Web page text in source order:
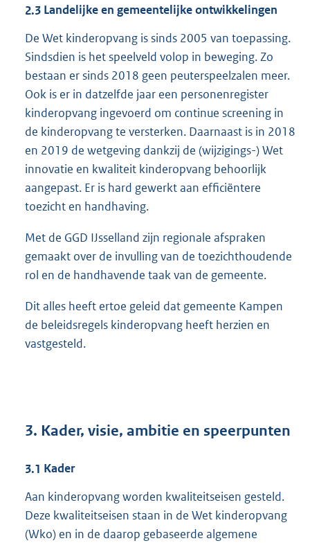
2.3 Landelijke en gemeentelijke ontwikkelingen
De Wet kinderopvang is sinds 2005 van toepassing.
Sindsdien is het speelveld volop in beweging. Zo
bestaan er sinds 2018 geen peuterspeelzalen meer.
Ook is er in datzelfde jaar een personenregister
kinderopvang ingevoerd om continue screening in
de kinderopvang te versterken. Daarnaast is in 2018
en 2019 de wetgeving dankzij de (wijzigings-) Wet
innovatie en kwaliteit kinderopvang behoorlijk
aangepast. Er is hard gewerkt aan efficiëntere
toezicht en handhaving.
Met de GGD IJsselland zijn regionale afspraken
gemaakt over de invulling van de toezichthoudende
rol en de handhavende taak van de gemeente.
Dit alles heeft ertoe geleid dat gemeente Kampen
de beleidsregels kinderopvang heeft herzien en
vastgesteld.
3. Kader, visie, ambitie en speerpunten
3.1 Kader
Aan kinderopvang worden kwaliteitseisen gesteld.
Deze kwaliteitseisen staan in de Wet kinderopvang
(Wko) en in de daarop gebaseerde algemene